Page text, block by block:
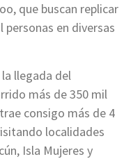
que buscan replicar
en diversas
llegada del
más de 350 mil
consigo más de 4
localidades
Isla Mujeres y